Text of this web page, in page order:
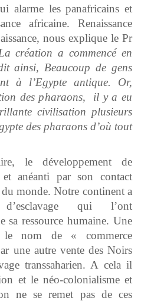
alarme les panafricains et
africaine. Renaissance
nous explique le Pr
création a commencé en
ainsi, Beaucoup de gens
à l’Egypte antique. Or,
des pharaons, il y a eu
civilisation plusieurs
des pharaons d’où tout
le développement de
anéanti par son contact
monde. Notre continent a
qui l’ont
sa ressource humaine. Une
le nom de « commerce
une autre vente des Noirs
transsaharien. A cela il
et le néo-colonialisme et
ne se remet pas de ces